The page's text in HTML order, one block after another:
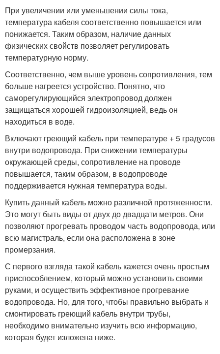
При увеличении или уменьшении силы тока,
температура кабеля соответственно повышается или
понижается. Таким образом, наличие данных
физических свойств позволяет регулировать
температурную норму.
Соответственно, чем выше уровень сопротивления, тем
больше нагреется устройство. Понятно, что
саморегулирующийся электропровод должен
защищаться хорошей гидроизоляцией, ведь он
находиться в воде.
Включают греющий кабель при температуре + 5 градусов
внутри водопровода. При снижении температуры
окружающей среды, сопротивление на проводе
повышается, таким образом, в водопроводе
поддерживается нужная температура воды.
Купить данный кабель можно различной протяженности.
Это могут быть виды от двух до двадцати метров. Они
позволяют прогревать проводом часть водопровода, или
всю магистраль, если она расположена в зоне
промерзания.
С первого взгляда такой кабель кажется очень простым
приспособлением, который можно установить своими
руками, и осуществить эффективное прогревание
водопровода. Но, для того, чтобы правильно выбрать и
смонтировать греющий кабель внутри трубы,
необходимо внимательно изучить всю информацию,
которая будет изложена ниже.